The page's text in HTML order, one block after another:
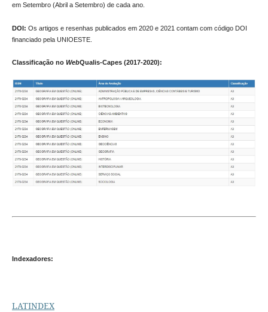
em Setembro (Abril a Setembro) de cada ano.
DOI: Os artigos e resenhas publicados em 2020 e 2021 contam com código DOI
financiado pela UNIOESTE.
Classificação no WebQualis-Capes (2017-2020):
Indexadores:
LATINDEX